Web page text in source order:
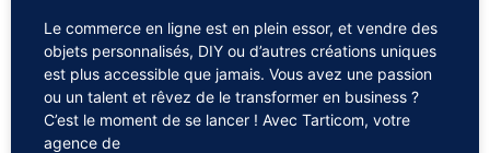
Le commerce en ligne est en plein essor, et vendre des
objets personnalisés, DIY ou d’autres créations uniques
est plus accessible que jamais. Vous avez une passion
ou un talent et rêvez de le transformer en business ?
C’est le moment de se lancer ! Avec Tarticom, votre
agence de